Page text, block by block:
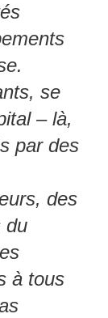
se
– là,
par des
des
du
à tous